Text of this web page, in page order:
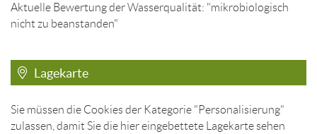
Aktuelle Bewertung der Wasserqualität: "mikrobiologisch
nicht zu beanstanden"
Lagekarte
Sie müssen die Cookies der Kategorie "Personalisierung"
zulassen, damit Sie die hier eingebettete Lagekarte sehen